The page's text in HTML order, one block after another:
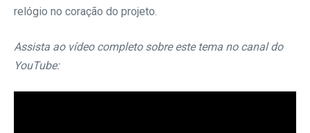
relógio no coração do projeto.
Assista ao vídeo completo sobre este tema no canal do
YouTube: